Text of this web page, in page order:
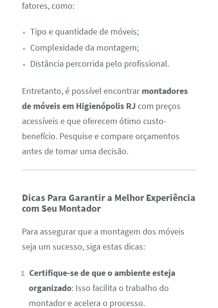
fatores, como:
Tipo e quantidade de móveis;
Complexidade da montagem;
Distância percorrida pelo profissional.
Entretanto, é possível encontrarmontadores
de móveis em Higienópolis RJ com preços
acessíveis e que oferecem ótimo custo-
benefício. Pesquise e compare orçamentos
antes de tomar uma decisão.
Dicas Para Garantir a Melhor Experiência
com Seu Montador
Para assegurar que a montagem dos móveis
seja um sucesso, siga estas dicas:
Certifique-se de que o ambiente esteja
organizado: Isso facilita o trabalho do
montador e acelera o processo.